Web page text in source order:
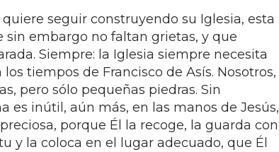
seguir construyendo su Iglesia, esta
sin embargo no faltan grietas, y que
Siempre: la Iglesia siempre necesita
tiempos de Francisco de Asís. Nosotros,
pero sólo pequeñas piedras. Sin
es inútil, aún más, en las manos de Jesús,
porque Él la recoge, la guarda con
y la coloca en el lugar adecuado, que Él